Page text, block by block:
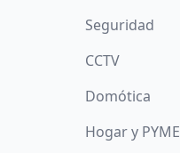
Seguridad
CCTV
Domótica
Hogar y PYME